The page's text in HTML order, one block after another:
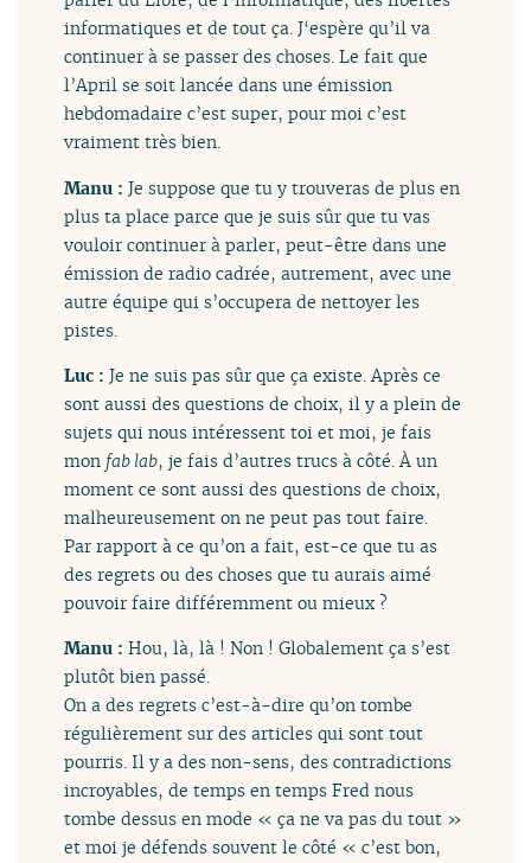
informatiques et de tout ça. J‘espère qu’il va
continuer à se passer des choses. Le fait que
l’April se soit lancée dans une émission
hebdomadaire c’est super, pour moi c’est
vraiment très bien.
Manu :Je suppose que tu y trouveras de plus en
plus ta place parce que je suis sûr que tu vas
vouloir continuer à parler, peut-être dans une
émission de radio cadrée, autrement, avec une
autre équipe qui s’occupera de nettoyer les
pistes.
Luc :Je ne suis pas sûr que ça existe. Après ce
sont aussi des questions de choix, il y a plein de
sujets qui nous intéressent toi et moi, je fais
mon fab lab, je fais d’autres trucs à côté. À un
moment ce sont aussi des questions de choix,
malheureusement on ne peut pas tout faire.
Par rapport à ce qu’on a fait, est-ce que tu as
des regrets ou des choses que tu aurais aimé
pouvoir faire différemment ou mieux ?
Manu :Hou, là, là ! Non ! Globalement ça s’est
plutôt bien passé.
On a des regrets c’est-à-dire qu’on tombe
régulièrement sur des articles qui sont tout
pourris. Il y a des non-sens, des contradictions
incroyables, de temps en temps Fred nous
tombe dessus en mode « ça ne va pas du tout »
et moi je défends souvent le côté « c’est bon,